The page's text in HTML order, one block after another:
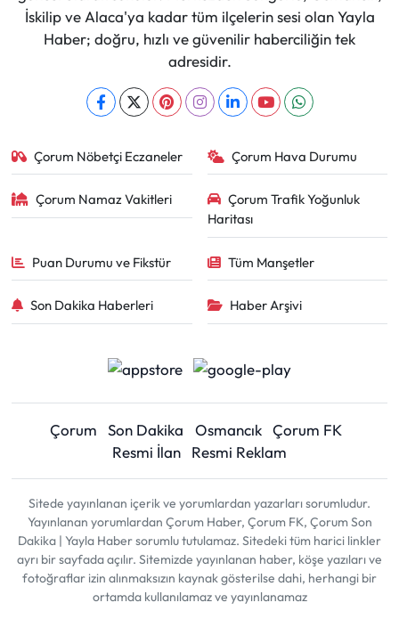
İskilip ve Alaca'ya kadar tüm ilçelerin sesi olan Yayla
Haber; doğru, hızlı ve güvenilir haberciliğin tek
adresidir.
Çorum Nöbetçi Eczaneler Çorum Hava Durumu
Çorum Namaz Vakitleri
Çorum Trafik Yoğunluk
Haritası
Puan Durumu ve Fikstür Tüm Manşetler
Son Dakika Haberleri Haber Arşivi
Çorum Son Dakika Osmancık Çorum FK
Resmi İlan
Resmi Reklam
Sitede yayınlanan içerik ve yorumlardan yazarları sorumludur.
Yayınlanan yorumlardan Çorum Haber, Çorum FK, Çorum Son
Dakika | Yayla Haber sorumlu tutulamaz. Sitedeki tüm harici linkler
ayrı bir sayfada açılır. Sitemizde yayınlanan haber, köşe yazıları ve
fotoğraflar izin alınmaksızın kaynak gösterilse dahi, herhangi bir
ortamda kullanılamaz ve yayınlanamaz